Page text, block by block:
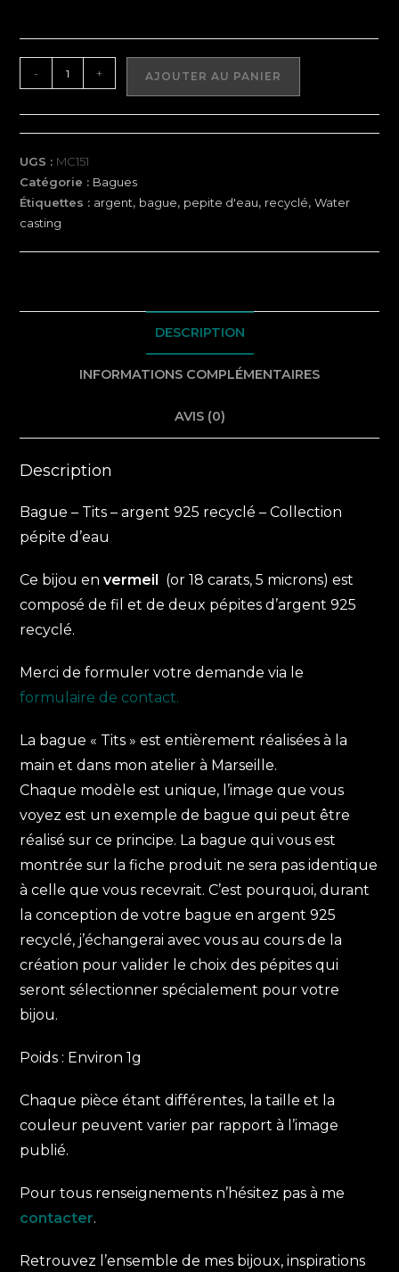
quantité
de
Bague
-
Tits
-
Pépite
d'eau
- + AJOUTER AU PANIER
UGS : MC151
Catégorie : Bagues
Étiquettes : argent, bague, pepite d'eau, recyclé,Water
casting
DESCRIPTION
INFORMATIONS COMPLÉMENTAIRES
AVIS (0)
Description
Bague – Tits – argent 925 recyclé – Collection
pépite d’eau
Ce bijou envermeil
(or 18 carats, 5 microns) est
composé de fil et de deux pépites d’argent 925
recyclé.
Merci de formuler votre demande via le
formulaire de contact.
La bague « Tits » est entièrement réalisées à la
main et dans mon atelier à Marseille.
Chaque modèle est unique, l’image que vous
voyez est un exemple de bague qui peut être
réalisé sur ce principe. La bague qui vous est
montrée sur la fiche produit ne sera pas identique
à celle que vous recevrait. C’est pourquoi, durant
la conception de votre bague en argent 925
recyclé, j’échangerai avec vous au cours de la
création pour valider le choix des pépites qui
seront sélectionner spécialement pour votre
bijou.
Poids : Environ 1g
Chaque pièce étant différentes, la taille et la
couleur peuvent varier par rapport à l’image
publié.
Pour tous renseignements n’hésitez pas à me
contacter.
Retrouvez l’ensemble de mes bijoux, inspirations